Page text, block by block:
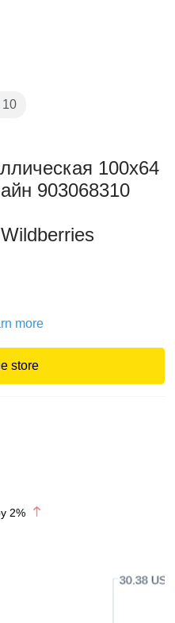
10
100х64
903068310
more
store
2%
30.38 USD